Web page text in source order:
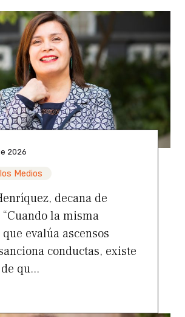
2026
Medios
decana de
la misma
evalúa ascensos
conductas, existe
qu...